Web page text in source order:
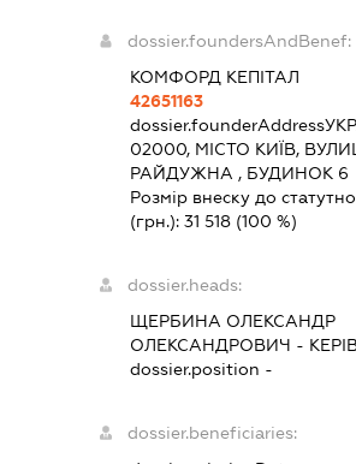
dossier.foundersAndBenef:
КОМФОРД КЕПІТАЛ
42651163
dossier.founderAddress
02000, МІСТО КИЇВ,
РАЙДУЖНА , БУДИНОК 6
Розмір внеску до
(грн.): 31 518(100 %)
dossier.heads:
ЩЕРБИНА ОЛЕКСАНДР
ОЛЕКСАНДРОВИЧ -
dossier.position -
dossier.beneficiaries: